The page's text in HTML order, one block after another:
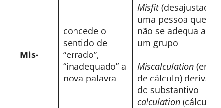
Mis-
concede o
sentido de
“errado”,
“inadequado” a
nova palavra
Misfit(desajustado)
uma pessoa que
não se adequa a
um grupo
Miscalculation (erro
de cálculo) deriva
do substantivo
calculation (cálculo)